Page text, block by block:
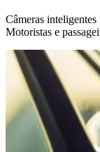
Câmeras
Motoristas e